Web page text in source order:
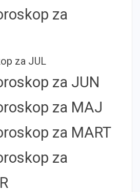
za
za JUL
za JUN
za MAJ
za MART
za